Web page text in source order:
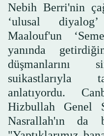
Nebih Berri'nin
‘ulusal
Maalouf'un
yanında
düşmanlarını
suikastlarıyla
anlatıyordu.
Hizbullah Genel
Nasrallah'ın da